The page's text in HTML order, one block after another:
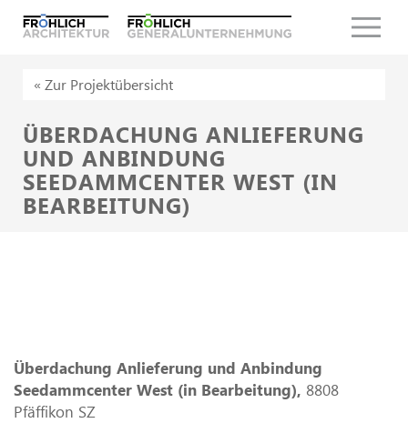
Menu
« Zur Projektübersicht
ÜBERDACHUNG ANLIEFERUNG
UND ANBINDUNG
SEEDAMMCENTER WEST (IN
BEARBEITUNG)
Überdachung Anlieferung und Anbindung
Seedammcenter West (in Bearbeitung), 8808
Pfäffikon SZ